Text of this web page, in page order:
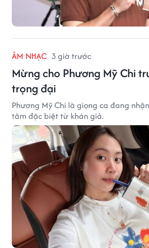
ÂM NHẠC 3 giờ trước
Mừng cho Phương Mỹ Chi
trọng đại
Phương Mỹ Chi là giọng ca đang
tâm đặc biệt từ khán giả.